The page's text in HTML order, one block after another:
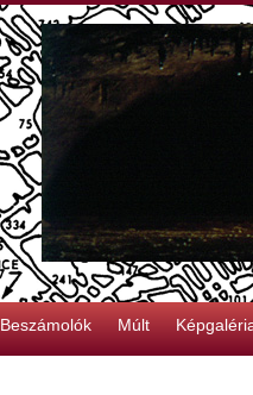
Beszámolók Múlt